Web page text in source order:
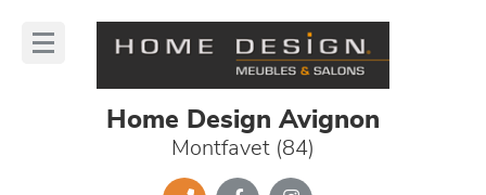
Home Design Avignon
Montfavet (84)